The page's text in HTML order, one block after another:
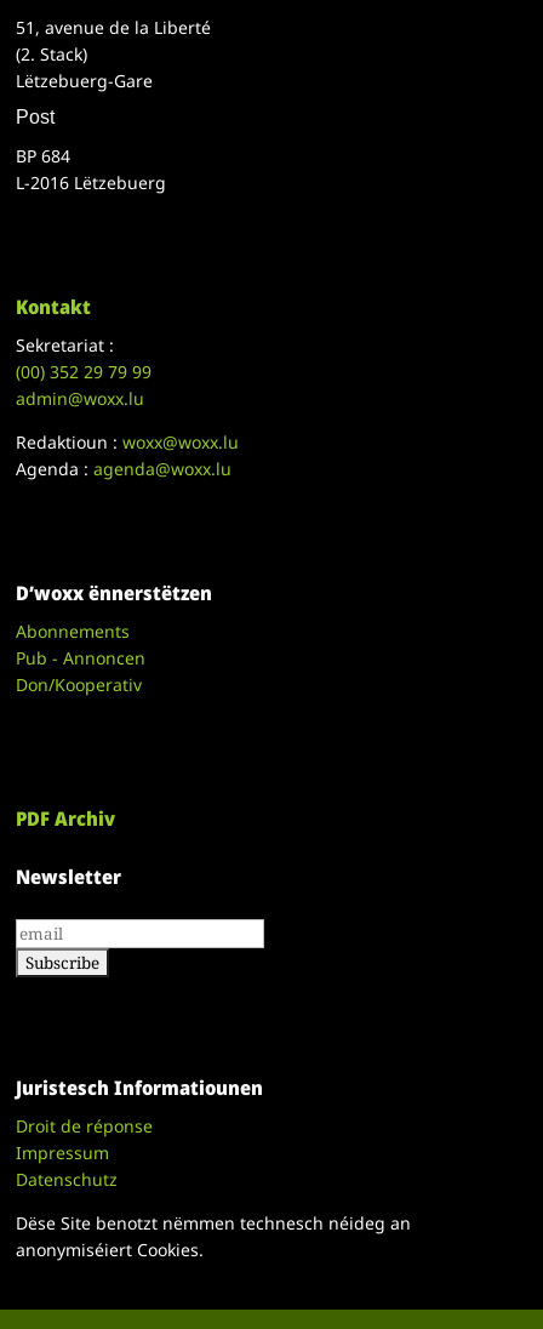
51, avenue de la Liberté
(2. Stack)
Lëtzebuerg-Gare
Post
BP 684
L-2016 Lëtzebuerg
Kontakt
Sekretariat :
(00)352 29 79 99
admin@woxx.lu
Redaktioun :woxx@woxx.lu
Agenda :agenda@woxx.lu
D’woxx ënnerstëtzen
Abonnements
Pub - Annoncen
Don/Kooperativ
PDF Archiv
Newsletter
Juristesch Informatiounen
Droit de réponse
Impressum
Datenschutz
Dëse Site benotzt nëmmen technesch néideg an
anonymiséiert Cookies.